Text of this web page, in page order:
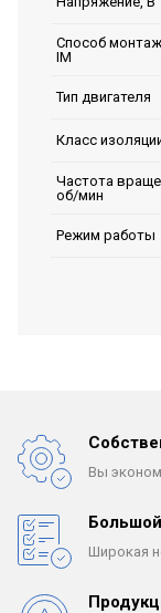
Способ
IM
Тип двигателя
Класс
Частота
об/мин
Режим работы
Вы
Широкая